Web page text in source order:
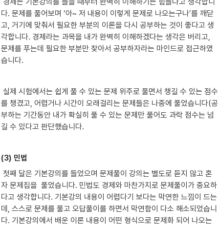
다. 문제를 풀어보며 ‘아~ 저 내용이 이렇게 문제로 나오는구나’를 깨닫
고, 거기에 맞춰서 필요한 부분의 이론을 다시 공부하는 것이 좋다고 생
각합니다. 경제라는 과목을 내가 완벽히 이해하겠다는 생각은 버리고,
문제를 푸는데 필요한 부분만 찾아서 공부하자라는 마인드로 접근하였
습니다.
를 챙겼고, 어렵거나 시간이 오래걸리는 문제들은 나중에 풀었습니다(공
부하는 기간동안 내가 확실히 풀 수 있는 문제만 풀어도 과락 점수는 넘
길 수 있다고 판단했습니다.
(3) 민법
자 문제집을  풀었습니다. 민법도 경제와 마찬가지로 문제풀이가 중요하
다고 생각합니다. 기본강의 내용이 어렵다기 보다는 막연한 느낌이 드는
데, 스스로 문제를 풀고 오답풀이를 하면서 막연함이 다소 해소되었습니
다. 기본강의에서 배운 이론 내용이 어떤 형식으로 문제화 되어 나오는